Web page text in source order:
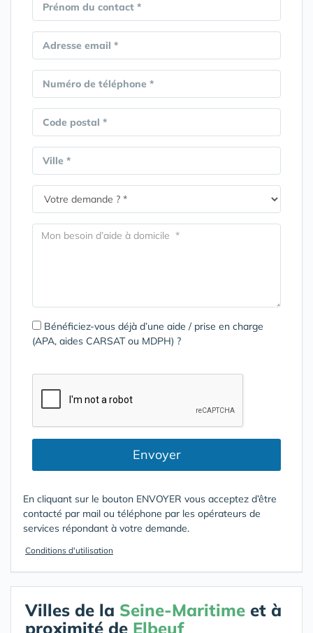
Prénom du contact *
Adresse email *
Numéro de téléphone *
Code postal *
Ville *
Bénéficiez-vous déjà d’une aide / prise en charge
(APA, aides CARSAT ou MDPH) ?
Envoyer
En cliquant sur le bouton ENVOYER vous acceptez d’être
contacté par mail ou téléphone par les opérateurs de
services répondant à votre demande.
Conditions d'utilisation
Villes de la Seine-Maritime et à
proximité de Elbeuf